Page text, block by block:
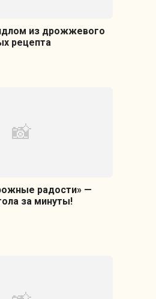
из дрожжевого
рецепта
радости» —
за минуты!